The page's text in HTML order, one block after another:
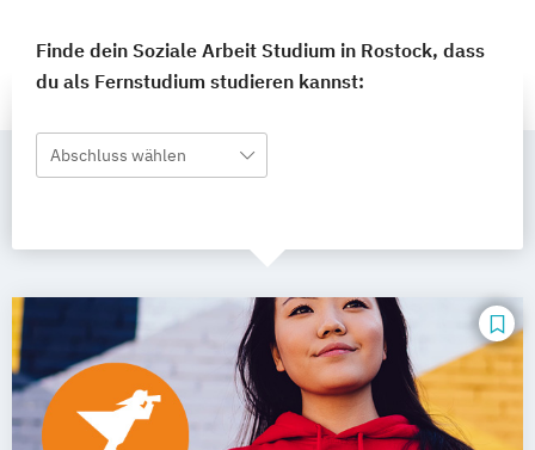
Finde dein Soziale Arbeit Studium in Rostock, dass
du als Fernstudium studieren kannst:
Abschluss wählen